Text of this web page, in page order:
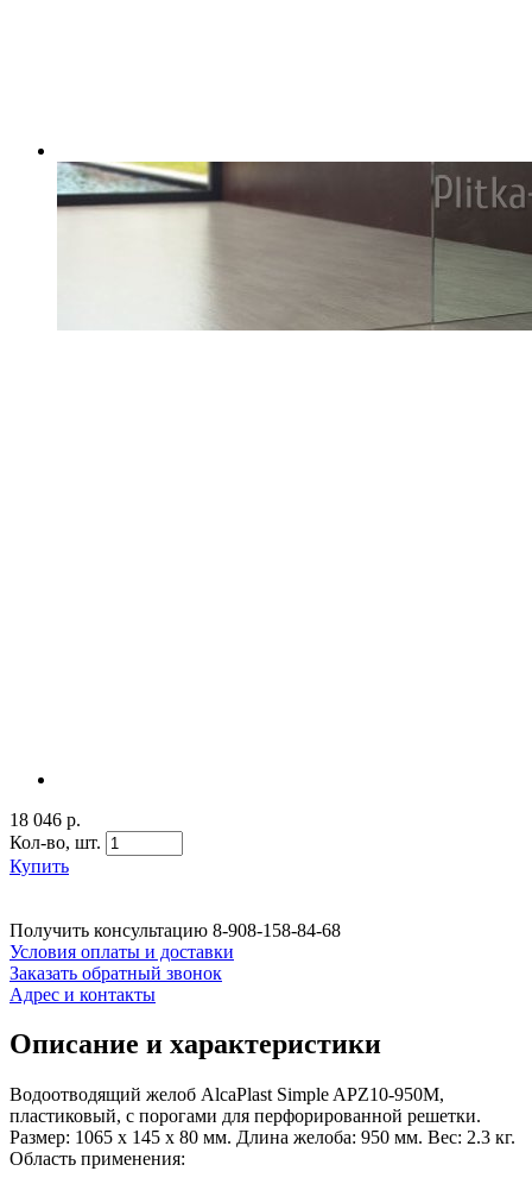
18 046 р.
Кол-во, шт.
Купить
Получить консультацию 8-908-158-84-68
Условия оплаты и доставки
Заказать обратный звонок
Адрес и контакты
Описание и характеристики
Водоотводящий желоб AlcaPlast Simple APZ10-950M,
пластиковый, с порогами для перфорированной решетки.
Размер: 1065 х 145 х 80 мм. Длина желоба: 950 мм. Вес: 2.3 кг.
Область применения: